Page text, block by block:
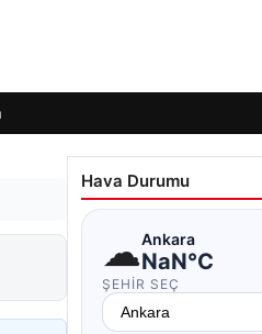
Hava Durumu
☁Ankara
NaN°C
ŞEHIR SEÇ